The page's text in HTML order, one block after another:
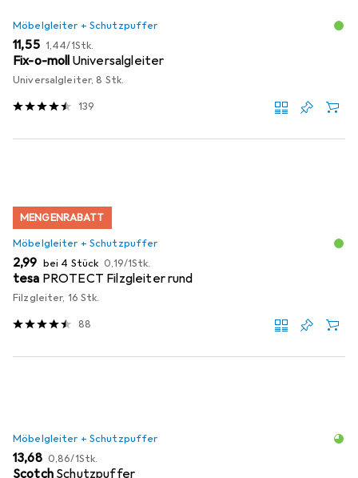
Möbelgleiter + Schutzpuffer
EUR
11,55 EUR
1,44/1Stk.
Fix-o-moll Universalgleiter
Universalgleiter, 8 Stk.
139
MENGENRABATT
Möbelgleiter + Schutzpuffer
EUR
2,99 bei 4 Stück EUR
0,19/1Stk.
tesa PROTECT Filzgleiter rund
Filzgleiter, 16 Stk.
88
Möbelgleiter + Schutzpuffer
EUR
13,68 EUR
0,86/1Stk.
Scotch Schutzpuffer